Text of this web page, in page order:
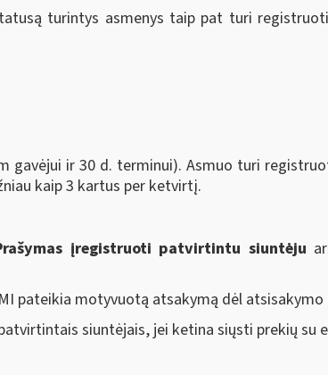
turintys asmenys taip pat turi
gavėjui ir 30 d. terminui). Asmuo turi
kaip 3 kartus per ketvirtį.
įregistruoti patvirtintu siuntėju
pateikia motyvuotą atsakymą dėl
siuntėjais, jei ketina siųsti prekių su